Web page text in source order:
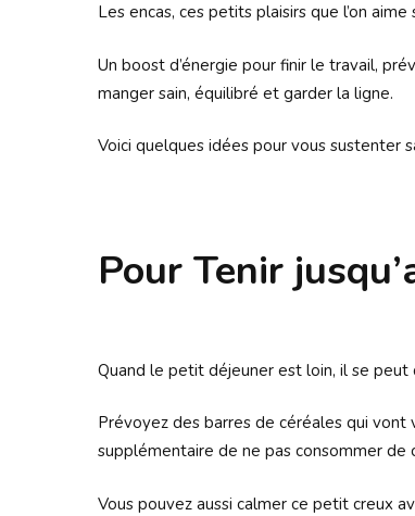
Les encas, ces petits plaisirs que l’on
Un boost d’énergie pour finir le travail,
manger sain, équilibré et garder la ligne.
Voici quelques idées pour vous sustenter
Pour Tenir
Quand le petit déjeuner est loin, il se peut
Prévoyez des barres de céréales qui vont
supplémentaire de ne pas consommer de
Vous pouvez aussi calmer ce petit creux